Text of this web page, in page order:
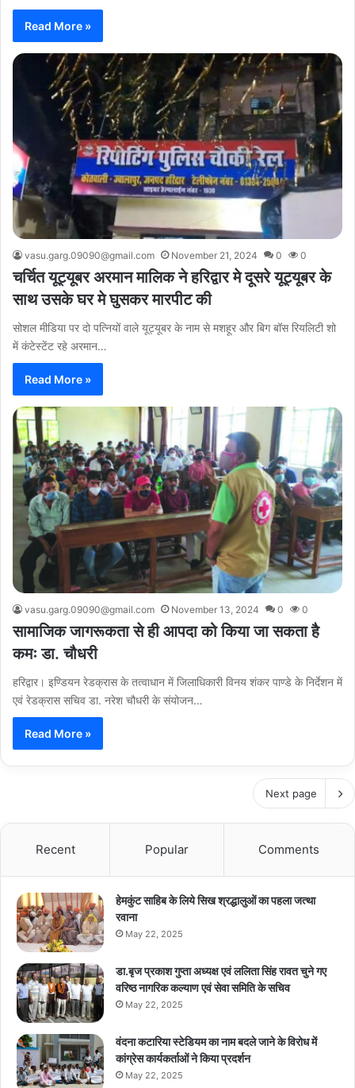
Read More »
vasu.garg.09090@gmail.com November 21, 2024 0 0
चर्चित यूट्यूबर अरमान मालिक ने हरिद्वार मे दूसरे यूट्यूबर के
साथ उसके घर मे घुसकर मारपीट की
सोशल मीडिया पर दो पत्नियों वाले यूट्यूबर के नाम से मशहूर और बिग बॉस रियलिटी शो
में कंटेस्टेंट रहे अरमान…
Read More »
vasu.garg.09090@gmail.com November 13, 2024 0 0
सामाजिक जागरूकता से ही आपदा को किया जा सकता है
कमः डा. चौधरी
हरिद्वार। इण्डियन रेडक्रास के तत्वाधान में जिलाधिकारी विनय शंकर पाण्डे के निर्देशन में
एवं रेडक्रास सचिव डा. नरेश चौधरी के संयोजन…
Read More »
Next page
Recent Popular Comments
हेमकुंट साहिब के लिये सिख श्रद्धालुओं का पहला जत्था
रवाना
May 22, 2025
डा.बृज प्रकाश गुप्ता अध्यक्ष एवं ललिता सिंह रावत चुने गए
वरिष्ठ नागरिक कल्याण एवं सेवा समिति के सचिव
May 22, 2025
वंदना कटारिया स्टेडियम का नाम बदले जाने के विरोध में
कांग्रेस कार्यकर्ताओं ने किया प्रदर्शन
May 22, 2025